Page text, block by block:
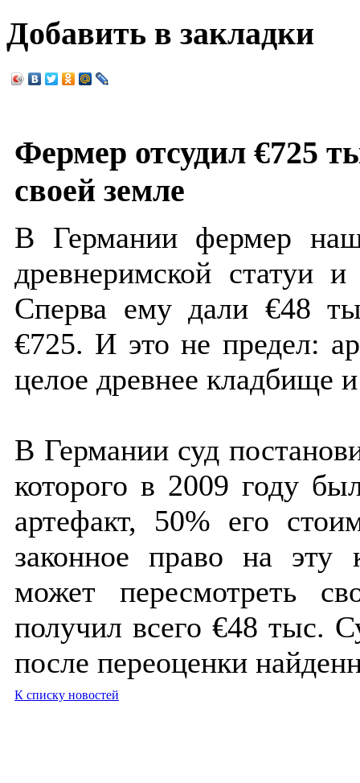
Добавить в закладки
Фермер отсудил €725
своей земле
В Германии фермер
древнеримской статуи
Сперва ему дали €48
€725. И это не предел:
целое древнее кладбище
В Германии суд
которого в 2009 году
артефакт, 50% его
законное право на эту
может пересмотреть
получил всего €48 тыс.
после переоценки
К списку новостей